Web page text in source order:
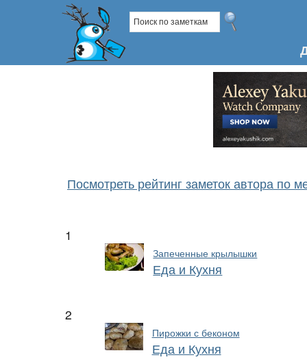
Посмотреть рейтинг заметок автора по
1
Запеченные крылышки
Еда и Кухня
2
Пирожки с беконом
Еда и Кухня